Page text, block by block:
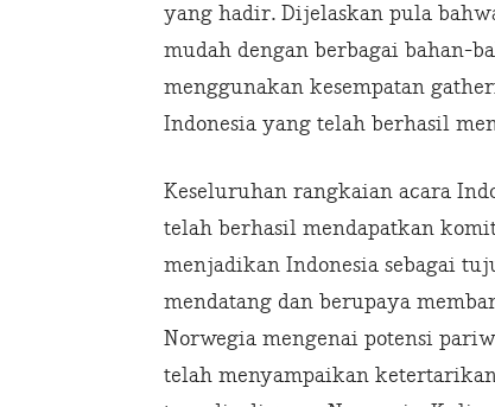
yang hadir. Dijelaskan pula
mudah dengan berbagai bahan-
menggunakan kesempatan
Indonesia yang telah berhasil
Keseluruhan rangkaian acara
telah berhasil mendapatkan
menjadikan Indonesia sebagai
mendatang dan berupaya
Norwegia mengenai potensi
telah menyampaikan